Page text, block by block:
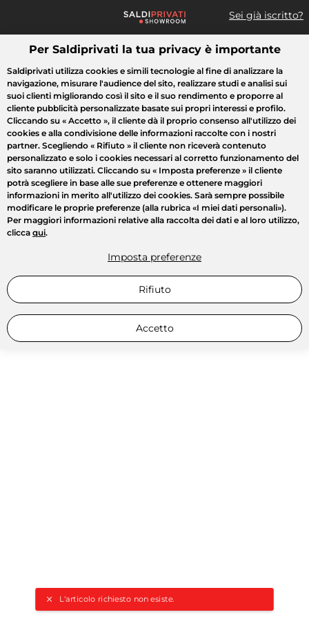
Sei già iscritto?
Cosa cerchi?
L'articolo richiesto non esiste.
Tutte le vendite Moda Casa Bellezza Elettrodomestici
Per Saldiprivati la tua privacy è importante
Saldiprivati utilizza cookies e simili tecnologie al fine di analizzare la
navigazione, misurare l'audience del sito, realizzare studi e analisi sui
suoi clienti migliorando così il sito e il suo rendimento e proporre al
cliente pubblicità personalizzate basate sui propri interessi e profilo.
Cliccando su « Accetto », il cliente dà il proprio consenso all'utilizzo dei
cookies e alla condivisione delle informazioni raccolte con i nostri
partner. Scegliendo « Rifiuto » il cliente non riceverà contenuto
personalizzato e solo i cookies necessari al corretto funzionamento del
sito saranno utilizzati. Cliccando su « Imposta preferenze » il cliente
potrà scegliere in base alle sue preferenze e ottenere maggiori
informazioni in merito all'utilizzo dei cookies. Sarà sempre possibile
modificare le proprie preferenze (alla rubrica «I miei dati personali»).
Per maggiori informazioni relative alla raccolta dei dati e al loro utilizzo,
clicca qui.
Imposta preferenze
Rifiuto
Accetto